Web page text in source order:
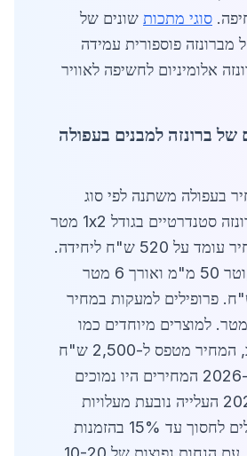
סוגי מתכות שונים של
מברונזה פוספורית עמידה
אלומיניום לחשיפה לאוויר
של ברונזה למבנים בעפולה
בעפולה משתנה לפי סוג
המוצר. ללוחות ברונזה סטנדרטיים בגודל 1x2 מטר
ועובי 2 מ"מ, המחיר עומד על 520 ש"ח ליחידה.
צינורות ברונזה בקוטר 50 מ"מ ואורך 6 מטר
ב-850 ש"ח. פרופילים למעקות במחיר
1,050 ש"ח ל-3 מטר. למוצרים מיוחדים כמו
לוחות מצופים זהב, המחיר מטפס ל-2,500 ש"ח
למ"ר. השוואה: ב-2026 המחירים היו נמוכים
ב-10%, אך ב-2026 העלייה נובעת מעלויות
אנרגיה. קונים יכולים לחסוך עד 15% בהזמנות